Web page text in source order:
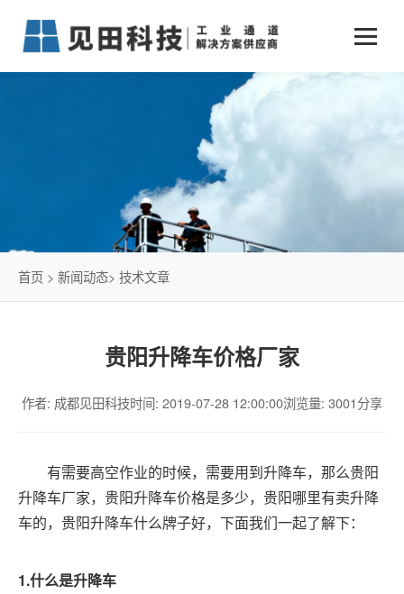
业务中心
仓储物流通道解决方案
智能立体库解决方案
简易升降机解决方案
新闻动态 +
传统仓储物流
石油化工行业
发展历程
首页 > 新闻动态> 技术文章
贵阳升降车价格厂家
作者: 成都见田科技时间: 2019-07-28 12:00:00浏览量: 3001分享
有需要高空作业的时候，需要用到升降车，那么贵阳
升降车厂家，贵阳升降车价格是多少，贵阳哪里有卖升降
车的，贵阳升降车什么牌子好，下面我们一起了解下：
1.什么是升降车